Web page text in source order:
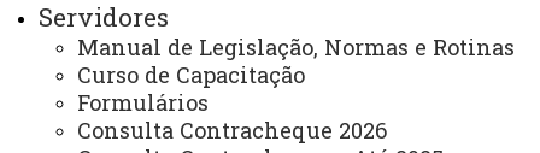
Servidores
Manual de Legislação, Normas e Rotinas
Curso de Capacitação
Formulários
Consulta Contracheque 2026
- Normas técnicas (ABNT, APA, Vancouver,
Estilo Chicago, MLA, ACM, ACS, ASCE. IEEE);
- Acesso às Normas da ABNT via